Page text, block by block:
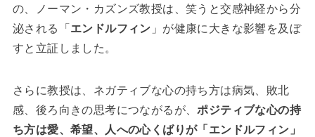
の、ノーマン・カズンズ教授は、笑うと交感神経から分
泌される「 エンドルフィン 」が健康に大きな影響を及ぼ
すと立証しました。
さらに教授は、ネガティブな心の持ち方は病気、敗北
感、後ろ向きの思考につながるが、ポジティブな心の持
ち方は愛、希望、人への心くばりが「エンドルフィン」